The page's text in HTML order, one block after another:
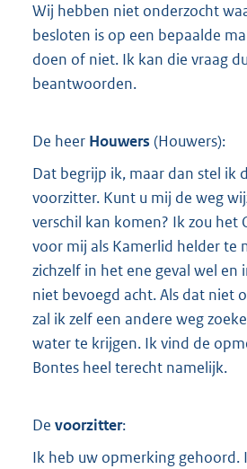
Wij hebben niet onderzocht
besloten is op een bepaalde
doen of niet. Ik kan die vraag
beantwoorden.
De heer Houwers (Houwers):
Dat begrijp ik, maar dan stel ik
voorzitter. Kunt u mij de weg
verschil kan komen? Ik zou het
voor mij als Kamerlid helder te
zichzelf in het ene geval wel en
niet bevoegd acht. Als dat niet
zal ik zelf een andere weg
water te krijgen. Ik vind de
Bontes heel terecht namelijk.
De voorzitter:
Ik heb uw opmerking gehoord.